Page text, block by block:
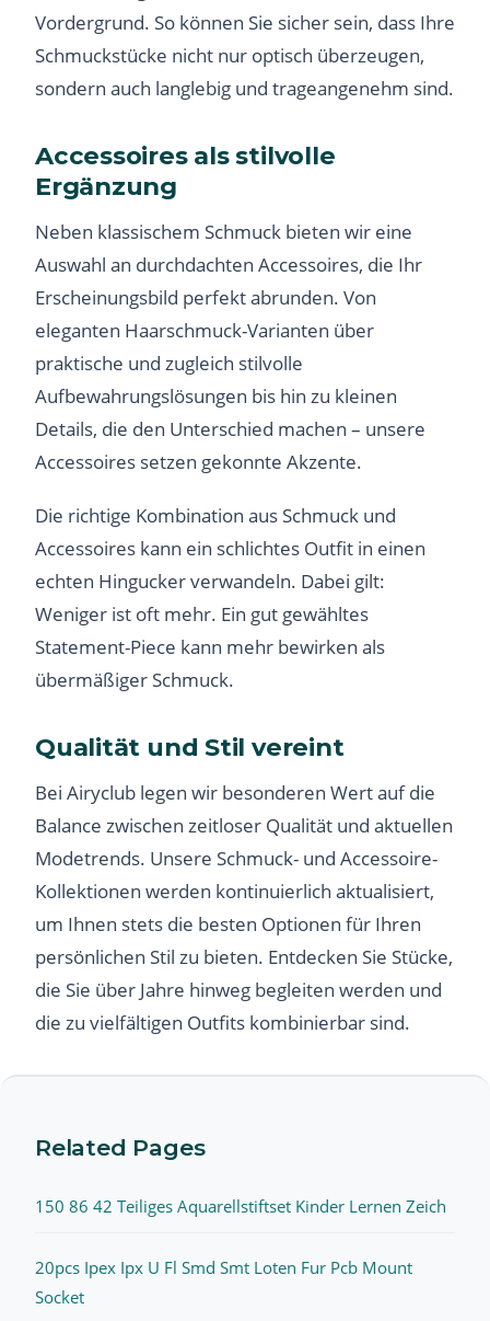
Vordergrund. So können Sie sicher sein, dass Ihre
Schmuckstücke nicht nur optisch überzeugen,
sondern auch langlebig und trageangenehm sind.
Accessoires als stilvolle
Ergänzung
Neben klassischem Schmuck bieten wir eine
Auswahl an durchdachten Accessoires, die Ihr
Erscheinungsbild perfekt abrunden. Von
eleganten Haarschmuck-Varianten über
praktische und zugleich stilvolle
Aufbewahrungslösungen bis hin zu kleinen
Details, die den Unterschied machen – unsere
Accessoires setzen gekonnte Akzente.
Die richtige Kombination aus Schmuck und
Accessoires kann ein schlichtes Outfit in einen
echten Hingucker verwandeln. Dabei gilt:
Weniger ist oft mehr. Ein gut gewähltes
Statement-Piece kann mehr bewirken als
übermäßiger Schmuck.
Qualität und Stil vereint
Bei Airyclub legen wir besonderen Wert auf die
Balance zwischen zeitloser Qualität und aktuellen
Modetrends. Unsere Schmuck- und Accessoire-
Kollektionen werden kontinuierlich aktualisiert,
um Ihnen stets die besten Optionen für Ihren
persönlichen Stil zu bieten. Entdecken Sie Stücke,
die Sie über Jahre hinweg begleiten werden und
die zu vielfältigen Outfits kombinierbar sind.
Related Pages
150 86 42 Teiliges Aquarellstiftset Kinder Lernen Zeich
20pcs Ipex Ipx U Fl Smd Smt Loten Fur Pcb Mount
Socket